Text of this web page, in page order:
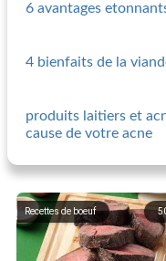
6 avantages
4 bienfaits de la
produits laitiers et
cause de votre acne
Recettes de boeuf